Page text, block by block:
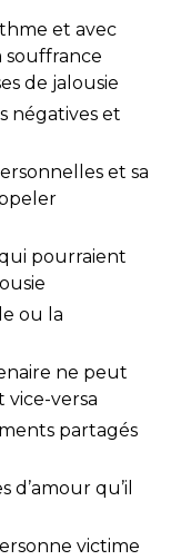
et avec
souffrance
de jalousie
négatives et
et sa
pourraient
ou la
ne peut
vice-versa
partagés
d’amour qu’il
victime